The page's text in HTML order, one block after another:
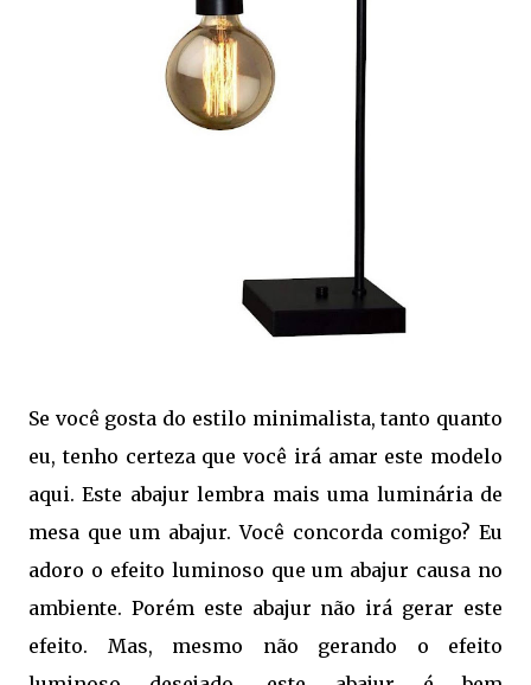
Se você gosta do estilo minimalista, tanto quanto
eu, tenho certeza que você irá amar este modelo
aqui. Este abajur lembra mais uma luminária de
mesa que um abajur. Você concorda comigo? Eu
adoro o efeito luminoso que um abajur causa no
ambiente. Porém este abajur não irá gerar este
efeito. Mas, mesmo não gerando o efeito